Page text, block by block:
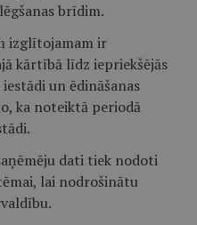
brīdim.
izglītojamam ir
kārtībā līdz iepriekšējās
un ēdināšanas
ka noteiktā periodā
dati tiek nodoti
lai nodrošinātu